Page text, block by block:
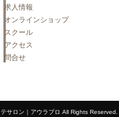
求人情報
オンラインショップ
スクール
アクセス
問合せ
サロン｜アウラプロ All Rights Reserved.